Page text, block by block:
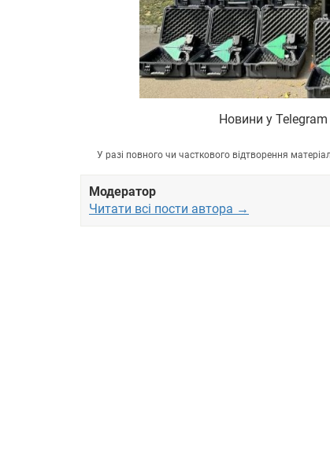
Новини у Telegram
У разі повного чи часткового відтворення
Модератор
Читати всі пости автора →